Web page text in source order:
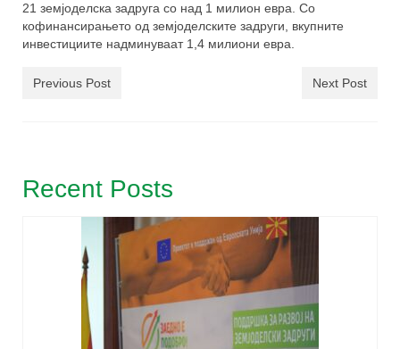
21 земјоделска задруга со над 1 милион евра. Со
кофинансирањето од земјоделските задруги, вкупните
инвестициите надминуваат 1,4 милиони евра.
Previous Post Next Post
Recent Posts